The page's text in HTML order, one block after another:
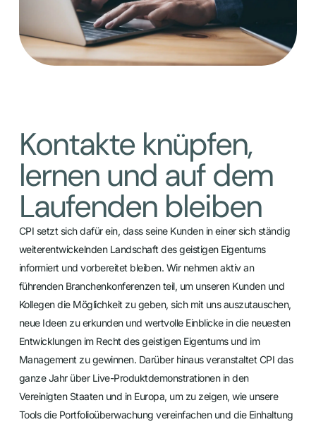
Kontakte knüpfen,
lernen und auf dem
Laufenden bleiben
CPI setzt sich dafür ein, dass seine Kunden in einer sich ständig
weiterentwickelnden Landschaft des geistigen Eigentums
informiert und vorbereitet bleiben. Wir nehmen aktiv an
führenden Branchenkonferenzen teil, um unseren Kunden und
Kollegen die Möglichkeit zu geben, sich mit uns auszutauschen,
neue Ideen zu erkunden und wertvolle Einblicke in die neuesten
Entwicklungen im Recht des geistigen Eigentums und im
Management zu gewinnen. Darüber hinaus veranstaltet CPI das
ganze Jahr über Live-Produktdemonstrationen in den
Vereinigten Staaten und in Europa, um zu zeigen, wie unsere
Tools die Portfolioüberwachung vereinfachen und die Einhaltung